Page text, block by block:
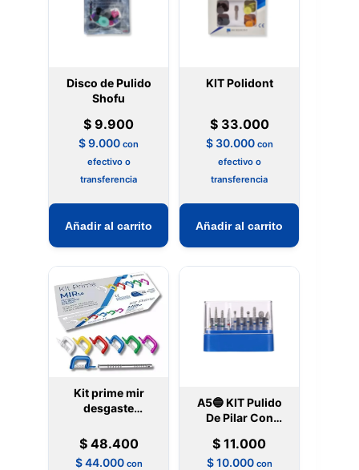
Disco de Pulido
Shofu
$ 9.900
$9.000 con
efectivo o
transferencia
Añadir al carrito
KIT Polidont
$33.000
$30.000 con
efectivo o
transferencia
Añadir al carrito
Kit prime mir
desgaste
Microdont
$48.400
$44.000 con
A5🔵 KIT Pulido
De Pilar Con
$ 11.000
$10.000 con